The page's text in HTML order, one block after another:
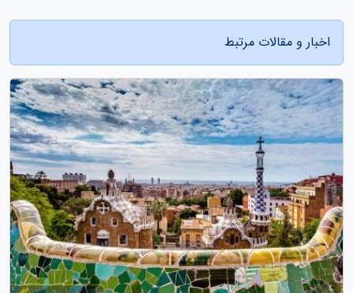
اخبار و مقالات مرتبط